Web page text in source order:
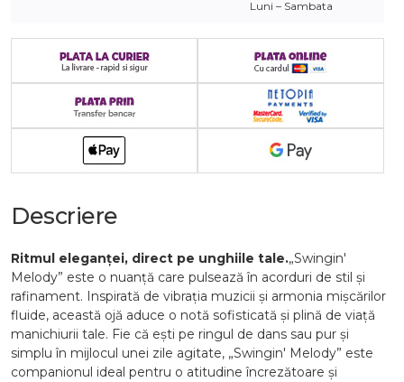
Luni – Sambata
Descriere
Ritmul eleganței, direct pe unghiile tale.„Swingin'
Melody” este o nuanță care pulsează în acorduri de stil și
rafinament. Inspirată de vibrația muzicii și armonia mișcărilor
fluide, această ojă aduce o notă sofisticată și plină de viață
manichiurii tale. Fie că ești pe ringul de dans sau pur și
simplu în mijlocul unei zile agitate, „Swingin' Melody” este
companionul ideal pentru o atitudine încrezătoare și